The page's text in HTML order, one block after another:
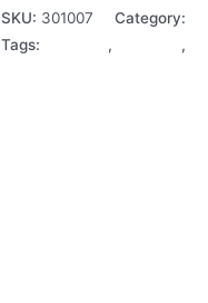
SKU: 301007 Category:
Tags:
, ,